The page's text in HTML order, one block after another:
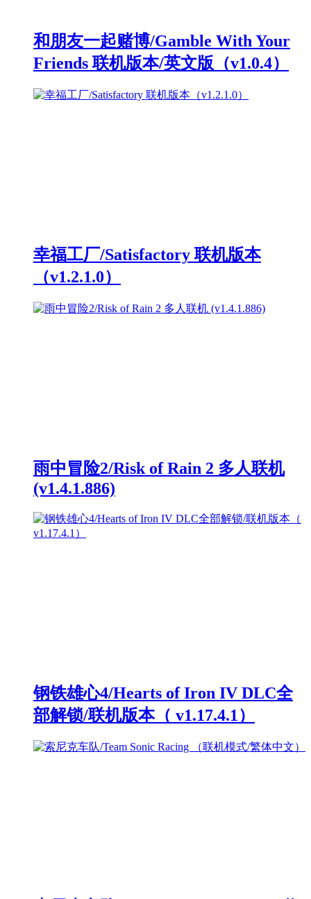
和朋友一起赌博/Gamble With Your
Friends 联机版本/英文版（v1.0.4）
幸福工厂/Satisfactory 联机版本
（v1.2.1.0）
雨中冒险2/Risk of Rain 2 多人联机
(v1.4.1.886)
钢铁雄心4/Hearts of Iron IV DLC全
部解锁/联机版本（ v1.17.4.1）